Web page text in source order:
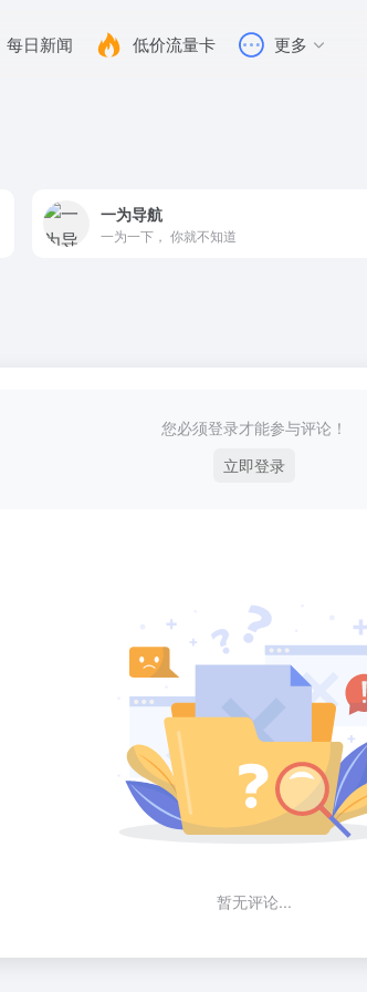
每日新闻 低价流量卡 更多
一为导航
一为一下， 你就不知道
您必须登录才能参与评论！
立即登录
暂无评论...